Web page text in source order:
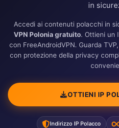
in
Accedi ai contenuti polacchi in
VPN Polonia gratuito. Ottieni un
con FreeAndroidVPN. Guarda
con protezione della privacy
OTTIENI IP
Indirizzo IP Polacco